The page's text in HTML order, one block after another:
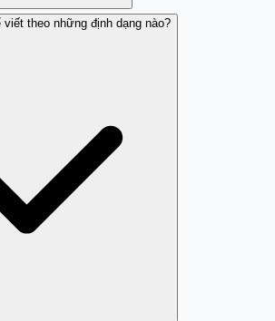
ghi nhận một nhận xét cảnh báo về
viết theo những định dạng nào?